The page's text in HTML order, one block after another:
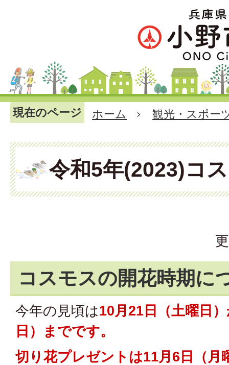
現在のページ ホーム 観光・スポー
令和5年(2023)コ
コスモスの開花時期に
今年の見頃は10月21日（土曜日
日）までです。
切り花プレゼントは11月6日（月